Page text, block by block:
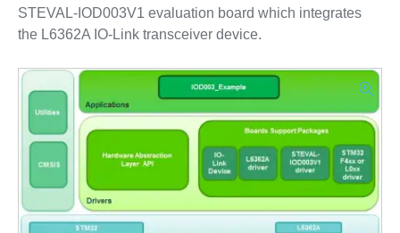
STEVAL-IOD003V1 evaluation board which integrates
the L6362A IO-Link transceiver device.